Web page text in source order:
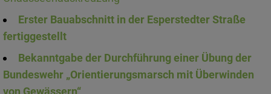
Erster Bauabschnitt in der Esperstedter Straße
fertiggestellt
Bekanntgabe der Durchführung einer Übung der
Bundeswehr „Orientierungsmarsch mit Überwinden
von Gewässern“